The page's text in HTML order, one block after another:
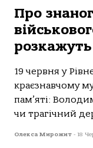
Про
19 червня у
краєзнавчому
пам’яті:
чи трагічний
Олекса Мирожит - 18